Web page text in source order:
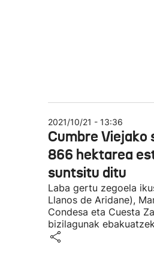
2021/10/21 - 13:36
Cumbre Viejako
866 hektarea
suntsitu ditu
Laba gertu zegoela
Llanos de Aridane),
Condesa eta Cuesta
bizilagunak